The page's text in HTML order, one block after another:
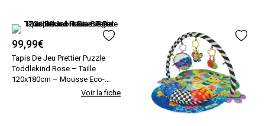
99,99€
Tapis De Jeu Prettier Puzzle
Toddlekind Rose – Taille
120x180cm – Mousse Eco-
responsable Eva BeigeVoir la fiche